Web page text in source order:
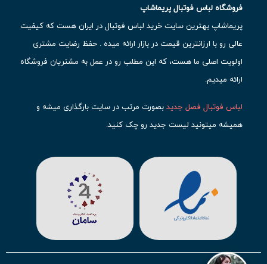
فروشگاه لباس فوتبال پریماشاپ
پریماشاپ بهترین سایت خرید لباس فوتبال در ایران هست که کیفیت
عالی رو با ارزانترین قیمت در بازار ارائه میده . حفظ رضایت مشتری
اولویت اصلی ما هست، که این مطلب رو در عمل به مشتریان فروشگاه
ارائه میدیم.
لباس فوتبال فصل جدیدبصورت مرتب در سایت بارگذاری میشه و
همیشه میتونید لیست جدید رو چک کنید.
حتما مشاهده کنید که قطعا برای تیم های مطرح دنیای فوتبال، تعداد
بیشتری محصول موجود میشه. این مورد شامل
لباس رئال مادرید
لباس اینتر میامی لباس منچستر سیتی
آث میلان میشه.
در ایران هملباس استقلال،لباس پرسپولیسولباس تیم ملی